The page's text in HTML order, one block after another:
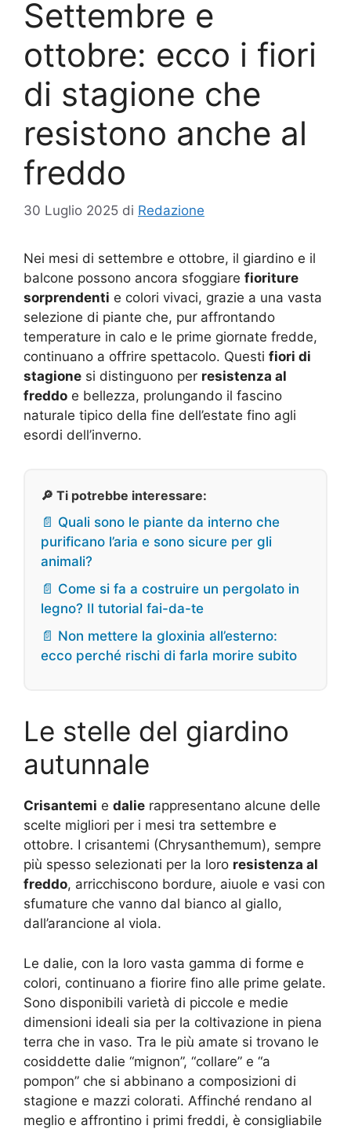
Settembre e
ottobre: ecco i fiori
di stagione che
resistono anche al
freddo
30 Luglio 2025 di Redazione
Nei mesi di settembre e ottobre, il giardino e il
balcone possono ancora sfoggiare fioriture
sorprendenti e colori vivaci, grazie a una vasta
selezione di piante che, pur affrontando
temperature in calo e le prime giornate fredde,
continuano a offrire spettacolo. Questi fiori di
stagione si distinguono per resistenza al
freddo e bellezza, prolungando il fascino
naturale tipico della fine dell’estate fino agli
esordi dell’inverno.
🔎 Ti potrebbe interessare:
📄 Quali sono le piante da interno che
purificano l’aria e sono sicure per gli
animali?
📄 Come si fa a costruire un pergolato in
legno? Il tutorial fai-da-te
📄 Non mettere la gloxinia all’esterno:
ecco perché rischi di farla morire subito
Le stelle del giardino
autunnale
Crisantemi e dalie rappresentano alcune delle
scelte migliori per i mesi tra settembre e
ottobre. I crisantemi (Chrysanthemum), sempre
più spesso selezionati per la loro resistenza al
freddo, arricchiscono bordure, aiuole e vasi con
sfumature che vanno dal bianco al giallo,
dall’arancione al viola.
Le dalie, con la loro vasta gamma di forme e
colori, continuano a fiorire fino alle prime gelate.
Sono disponibili varietà di piccole e medie
dimensioni ideali sia per la coltivazione in piena
terra che in vaso. Tra le più amate si trovano le
cosiddette dalie “mignon”, “collare” e “a
pompon” che si abbinano a composizioni di
stagione e mazzi colorati. Affinché rendano al
meglio e affrontino i primi freddi, è consigliabile